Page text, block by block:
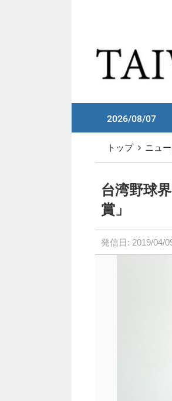
2026/08/07
トップ ニュ
台湾野球
賞」
発信日: 2019/04/